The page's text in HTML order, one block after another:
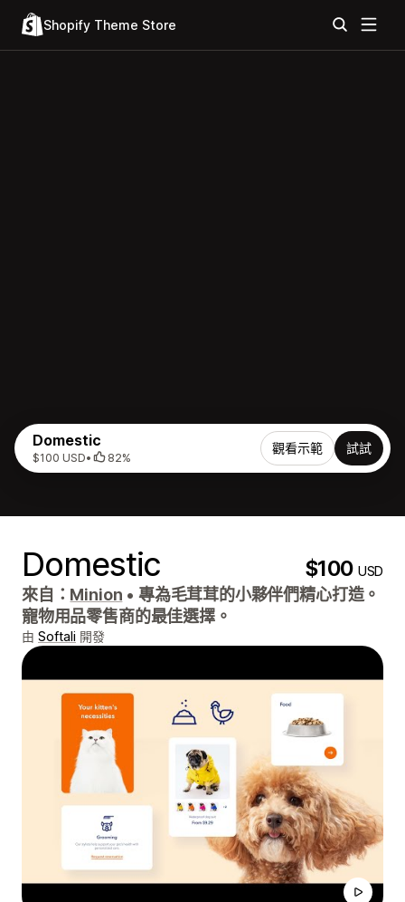
Shopify Theme Store
Domestic
$100 USD• 82%
觀看示範 試試
Domestic $100USD
來自： Minion • 專為毛茸茸的小夥伴們精心打造。
寵物用品零售商的最佳選擇。
由 Softali 開發